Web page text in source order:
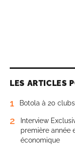
LES ARTICLES
1 Botola à 20
2
Interview
première année
économique